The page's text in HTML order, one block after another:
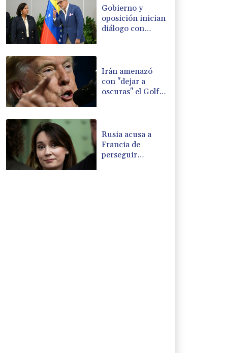
Venezuela
Gobierno y
oposición inician
diálogo con
Venezuela
Irán amenazó
con "dejar a
oscuras" el Golfo
Rusia acusa a
Francia de
perseguir